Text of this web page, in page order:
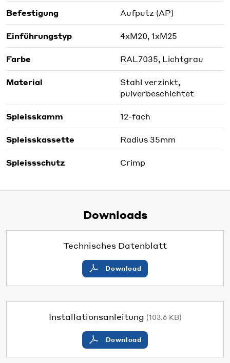
Befestigung Aufputz (AP)
Einführungstyp 4xM20, 1xM25
Farbe RAL7035, Lichtgrau
Material
Stahl verzinkt,
pulverbeschichtet
Spleisskamm 12-fach
Spleisskassette Radius 35mm
Spleissschutz Crimp
Downloads
Technisches Datenblatt
Download
Installationsanleitung (103.6 KB)
Download